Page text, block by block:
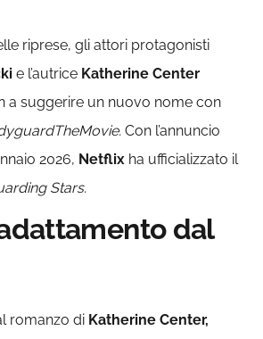
riprese, gli attori protagonisti
e l’autrice Katherine Center
a suggerire un nuovo nome con
Con l’annuncio
2026, Netflix ha ufficializzato il
Stars.
dal
romanzo di Katherine Center,